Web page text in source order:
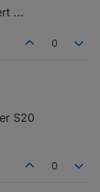
es benötige
...
0
S20
0